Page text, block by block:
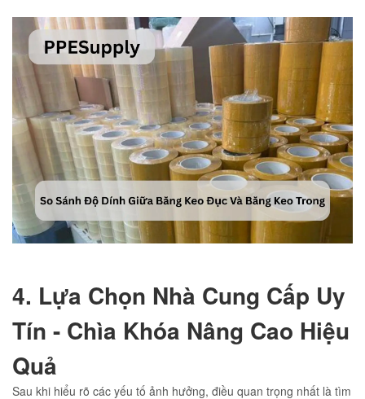
4. Lựa Chọn Nhà Cung Cấp Uy
Tín - Chìa Khóa Nâng Cao Hiệu
Quả
Sau khi hiểu rõ các yếu tố ảnh hưởng, điều quan trọng nhất là tìm